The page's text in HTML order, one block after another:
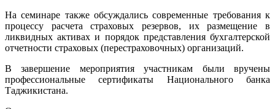
На семинаре также обсуждались современные требования к
процессу расчета страховых резервов, их размещение в
ликвидных активах и порядок представления бухгалтерской
отчетности страховых (перестраховочных) организаций.
В завершение мероприятия участникам были вручены
профессиональные сертификаты Национального банка
Таджикистана.